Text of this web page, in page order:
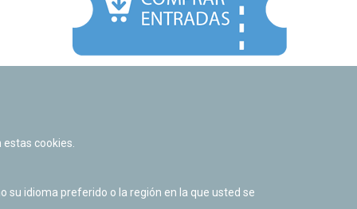
Política de cookies
Derecho de acceso a información pública
cookies.
su idioma preferido o la región en la que usted se